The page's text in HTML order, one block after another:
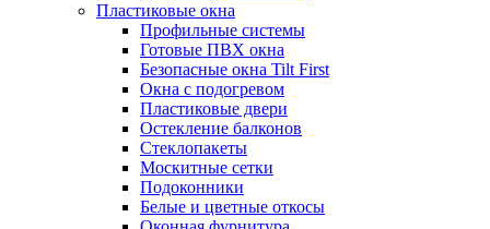
Пластиковые окна
Профильные системы
Готовые ПВХ окна
Безопасные окна Tilt First
Окна с подогревом
Пластиковые двери
Остекление балконов
Стеклопакеты
Москитные сетки
Подоконники
Белые и цветные откосы